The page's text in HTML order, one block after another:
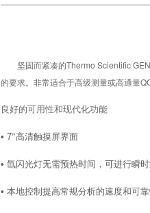
坚固而紧凑的Thermo Scientific
的要求。非常适合于高级测量或高通量
良好的可用性和现代化功能
• 7”高清触摸屏界面
• 氙闪光灯无需预热时间，可进行瞬
• 本地控制提高常规分析的速度和可